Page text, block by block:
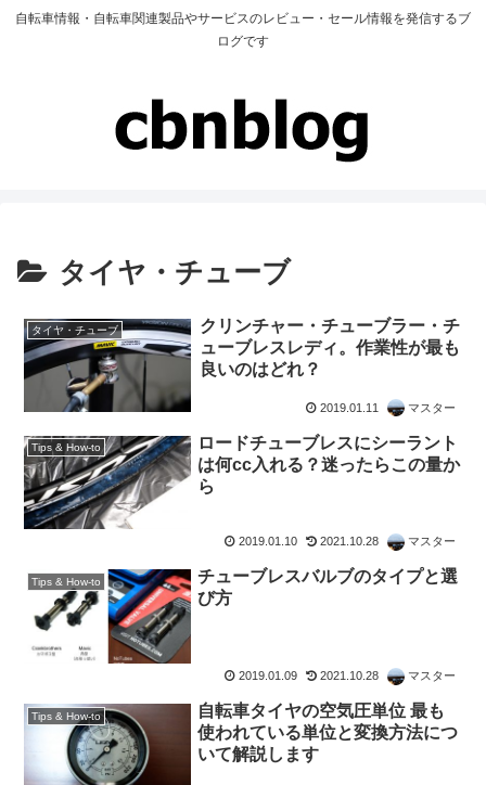
自転車情報・自転車関連製品やサービスのレビュー・セール情報を発信するブ
ログです
タイヤ・チューブ
タイヤ・チューブ
クリンチャー・チューブラー・チ
ューブレスレディ。作業性が最も
良いのはどれ？
2019.01.11 マスター
Tips & How-to
ロードチューブレスにシーラント
は何cc入れる？迷ったらこの量か
ら
2019.01.10 2021.10.28 マスター
Tips & How-to
チューブレスバルブのタイプと選
び方
2019.01.09 2021.10.28 マスター
Tips & How-to
自転車タイヤの空気圧単位 最も
使われている単位と変換方法につ
いて解説します